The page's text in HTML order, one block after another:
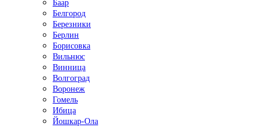
Баар
Белгород
Березники
Берлин
Борисовка
Вильнюс
Винница
Волгоград
Воронеж
Гомель
Ибица
Йошкар-Ола